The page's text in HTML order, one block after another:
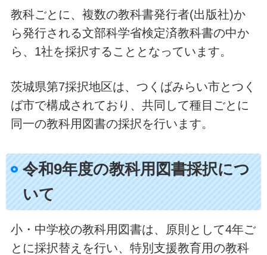
教科ごとに、複数の教科書発行者(出版社)か
ら発行される文部科学省検定済教科書の中か
ら、1社を採択することとなっています。
茨城県第7採択地区は、つくばみらい市とつく
ば市で構成されており、共同して種目ごとに
同一の教科用図書の採択を行います。
令和9年度の教科用図書採択につ
いて
小・中学校の教科用図書は、原則として4年ご
とに採択替えを行い、特別支援教育用の教科